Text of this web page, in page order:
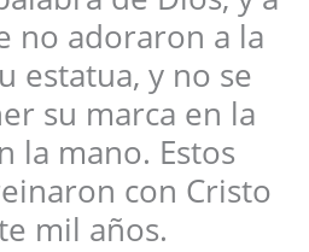
no adoraron a la
estatua, y no se
su marca en la
la mano. Estos
con Cristo
mil años.